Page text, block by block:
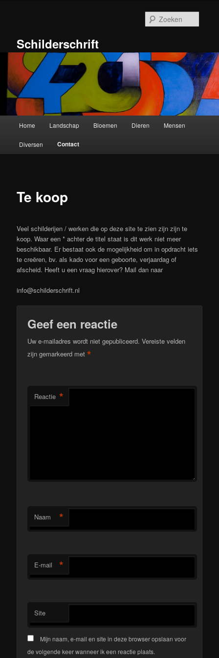
inhoudSchilderschrift
Home Landschap Bloemen Dieren Mensen
Diversen Contact
Te koop
Veel schilderijen / werken die op deze site te zien zijn zijn te
koop. Waar een * achter de titel staat is dit werk niet meer
beschikbaar. Er bestaat ook de mogelijkheid om in opdracht iets
te creëren, bv. als kado voor een geboorte, verjaardag of
afscheid. Heeft u een vraag hierover? Mail dan naar
info@schilderschrift.nl
Geef een reactie
Uw e-mailadres wordt niet gepubliceerd. Vereiste velden
zijn gemarkeerd met*
Reactie *
Naam *
E-mail *
Site
Mijn naam, e-mail en site in deze browser opslaan voor
de volgende keer wanneer ik een reactie plaats.